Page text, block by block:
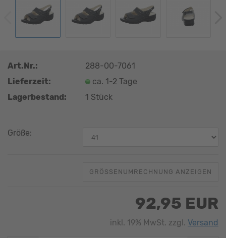
Art.Nr.:
288-00-7061
Lieferzeit:
ca. 1-2 Tage
Lagerbestand:
1 Stück
Größe:
GRÖSSENUMRECHNUNG ANZEIGEN
92,95 EUR
inkl. 19% MwSt. zzgl. Versand